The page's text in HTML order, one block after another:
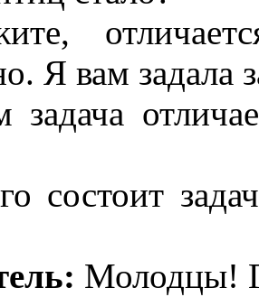
Я вам задала
состоит
Молодцы!